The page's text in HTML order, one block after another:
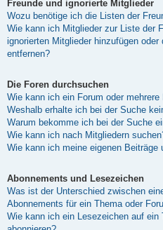
Freunde und ignorierte Mitglieder
Wozu benötige ich die Listen der
Wie kann ich Mitglieder zur Liste der
ignorierten Mitglieder hinzufügen
entfernen?
Die Foren durchsuchen
Wie kann ich ein Forum oder mehrere
Weshalb erhalte ich bei der Suche
Warum bekomme ich bei der Suche
Wie kann ich nach Mitgliedern
Wie kann ich meine eigenen Beiträge
Abonnements und Lesezeichen
Was ist der Unterschied zwischen
Abonnements für ein Thema oder
Wie kann ich ein Lesezeichen auf